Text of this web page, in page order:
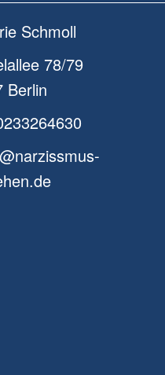
Schmoll
78/79
Berlin